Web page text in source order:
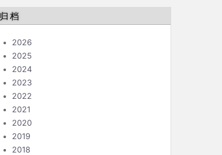
归档
2026
2025
2024
2023
2022
2021
2020
2019
2018